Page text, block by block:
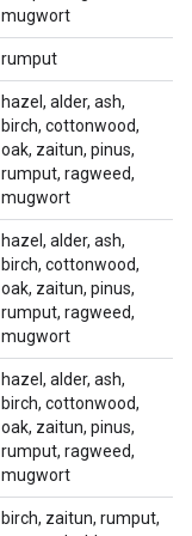
mugwort
rumput
hazel, alder, ash,
birch, cottonwood,
oak, zaitun, pinus,
rumput, ragweed,
mugwort
hazel, alder, ash,
birch, cottonwood,
oak, zaitun, pinus,
rumput, ragweed,
mugwort
hazel, alder, ash,
birch, cottonwood,
oak, zaitun, pinus,
rumput, ragweed,
mugwort
birch, zaitun, rumput,